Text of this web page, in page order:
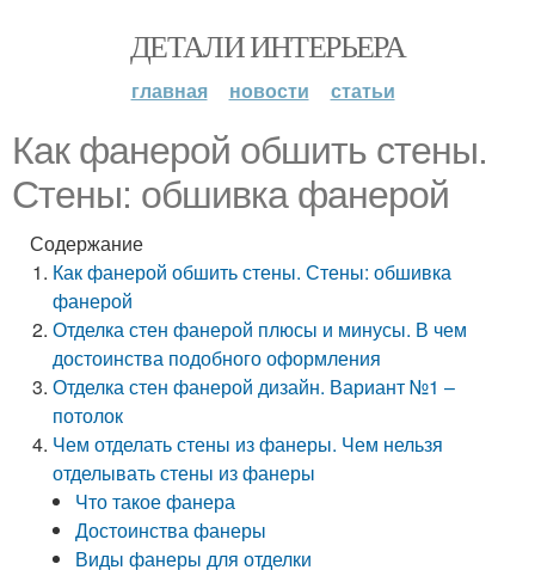
ДЕТАЛИ ИНТЕРЬЕРА
главная новости статьи
Как фанерой обшить стены.
Стены: обшивка фанерой
Содержание
Как фанерой обшить стены. Стены: обшивка
фанерой
Отделка стен фанерой плюсы и минусы. В чем
достоинства подобного оформления
Отделка стен фанерой дизайн. Вариант №1 –
потолок
Чем отделать стены из фанеры. Чем нельзя
отделывать стены из фанеры
Что такое фанера
Достоинства фанеры
Виды фанеры для отделки